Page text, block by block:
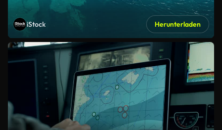
iStock Herunterladen